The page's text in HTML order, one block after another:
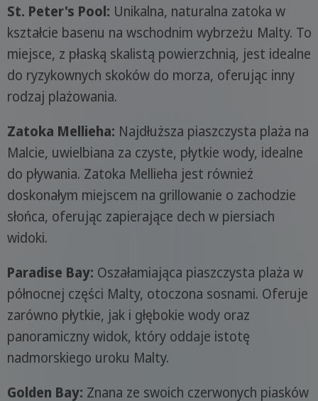
St. Peter's Pool: Unikalna, naturalna zatoka w
kształcie basenu na wschodnim wybrzeżu Malty. To
miejsce, z płaską skalistą powierzchnią, jest idealne
do ryzykownych skoków do morza, oferując inny
rodzaj plażowania.
Zatoka Mellieha: Najdłuższa piaszczysta plaża na
Malcie, uwielbiana za czyste, płytkie wody, idealne
do pływania. Zatoka Mellieha jest również
doskonałym miejscem na grillowanie o zachodzie
słońca, oferując zapierające dech w piersiach
widoki.
Paradise Bay: Oszałamiająca piaszczysta plaża w
północnej części Malty, otoczona sosnami. Oferuje
zarówno płytkie, jak i głębokie wody oraz
panoramiczny widok, który oddaje istotę
nadmorskiego uroku Malty.
Golden Bay: Znana ze swoich czerwonych piasków